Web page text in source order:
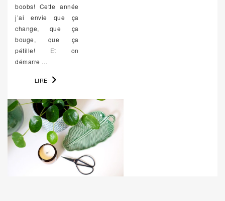
boobs! Cette année
j’ai envie que ça
change, que ça
bouge, que ça
pétille! Et on
démarre …
LIRE